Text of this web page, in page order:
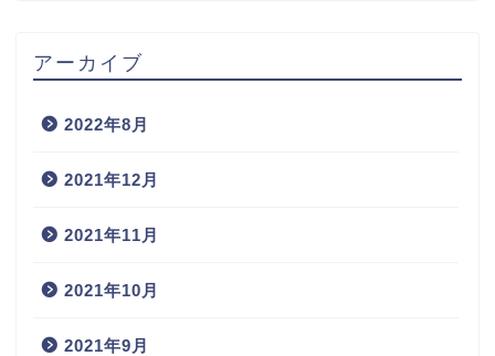
アーカイブ
2022年8月
2021年12月
2021年11月
2021年10月
2021年9月